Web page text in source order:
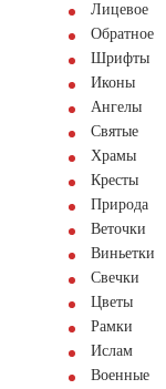
Лицевое
Обратное
Шрифты
Иконы
Ангелы
Святые
Храмы
Кресты
Природа
Веточки
Виньетки
Свечки
Цветы
Рамки
Ислам
Военные